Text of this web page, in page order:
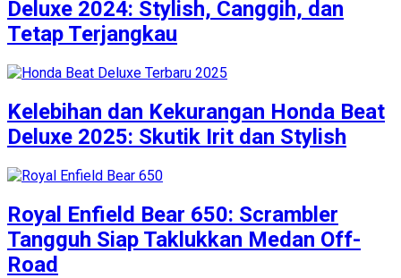
Deluxe 2024: Stylish, Canggih, dan
Tetap Terjangkau
Kelebihan dan Kekurangan Honda Beat
Deluxe 2025: Skutik Irit dan Stylish
Royal Enfield Bear 650: Scrambler
Tangguh Siap Taklukkan Medan Off-
Road